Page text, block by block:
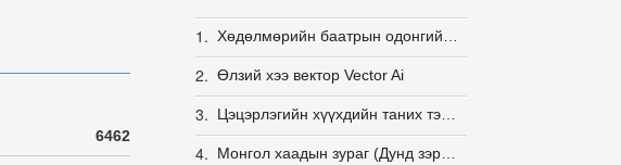
6462
1.
2. Өлзий хээ вектор Vector Ai
3.
4.